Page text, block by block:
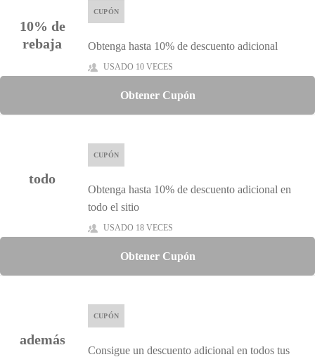
10% de
rebaja
CUPÓN
Obtenga hasta 10% de descuento adicional
USADO 10 VECES
Obtener Cupón
todo
CUPÓN
Obtenga hasta 10% de descuento adicional en
todo el sitio
USADO 18 VECES
Obtener Cupón
además
CUPÓN
Consigue un descuento adicional en todos tus